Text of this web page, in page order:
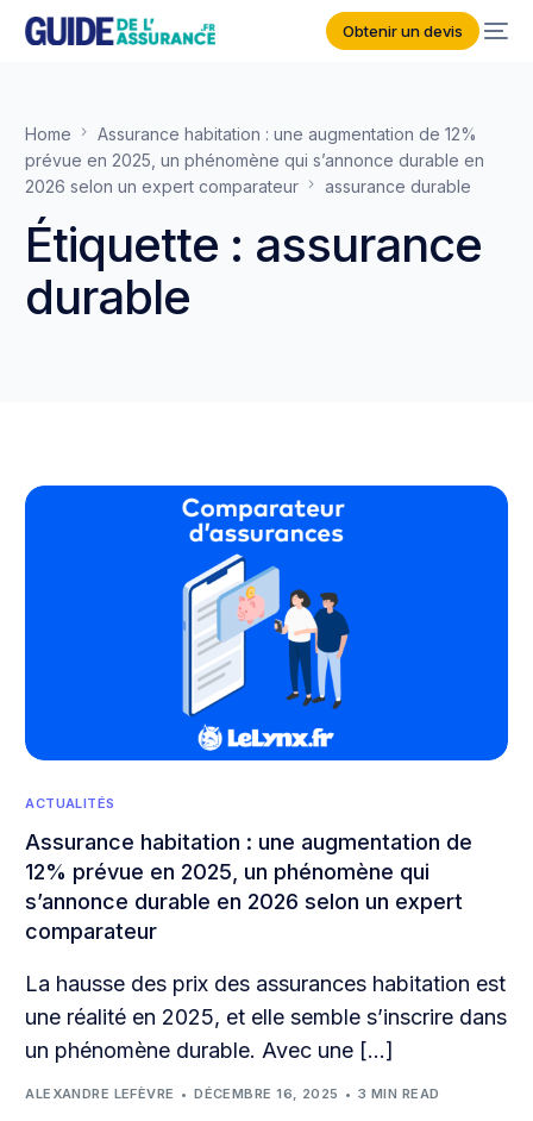
Obtenir un devis
Home
Assurance habitation : une augmentation de 12%
prévue en 2025, un phénomène qui s’annonce durable en
2026 selon un expert comparateur
assurance durable
Étiquette : assurance
durable
ACTUALITÉS
Assurance habitation : une augmentation de
12% prévue en 2025, un phénomène qui
s’annonce durable en 2026 selon un expert
comparateur
La hausse des prix des assurances habitation est
une réalité en 2025, et elle semble s’inscrire dans
un phénomène durable. Avec une […]
ALEXANDRE LEFÈVRE DÉCEMBRE 16, 2025 3 MIN READ